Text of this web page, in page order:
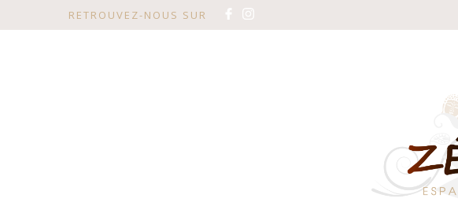
RETROUVEZ-NOUS SUR